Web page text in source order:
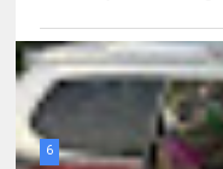
6